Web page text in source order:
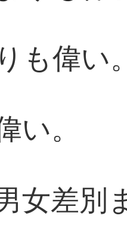
も偉い。
い。
女差別